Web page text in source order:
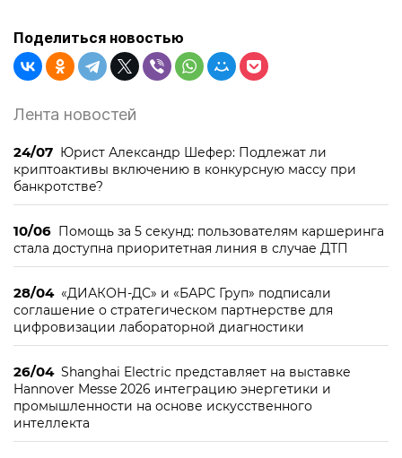
Поделиться новостью
Лента новостей
24/07 Юрист Александр Шефер: Подлежат ли
криптоактивы включению в конкурсную массу при
банкротстве?
10/06 Помощь за 5 секунд: пользователям каршеринга
стала доступна приоритетная линия в случае ДТП
28/04 «ДИАКОН-ДС» и «БАРС Груп» подписали
соглашение о стратегическом партнерстве для
цифровизации лабораторной диагностики
26/04 Shanghai Electric представляет на выставке
Hannover Messe 2026 интеграцию энергетики и
промышленности на основе искусственного
интеллекта